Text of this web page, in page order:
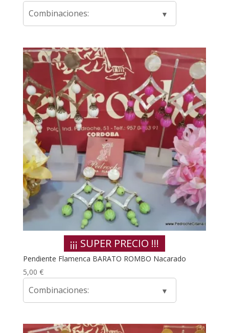
Combinaciones:
¡¡¡ SUPER PRECIO !!!
Pendiente Flamenca BARATO ROMBO Nacarado
5,00 €
Combinaciones: